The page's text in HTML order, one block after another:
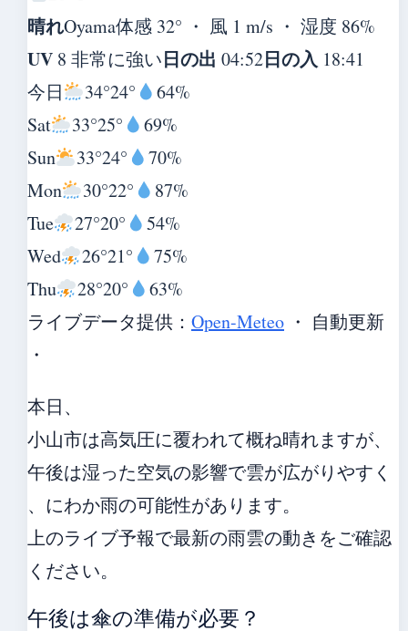
晴れOyama体感 32° ・ 風 1 m/s ・ 湿度 86%
UV 8 非常に強い日の出 04:52日の入 18:41
今日
34°24°
64%
Sat
33°25°
69%
Sun
33°24°
70%
Mon
30°22°
87%
Tue
27°20°
54%
Wed
26°21°
75%
Thu
28°20°
63%
ライブデータ提供： Open-Meteo ・ 自動更新
・
本日、
小山市は高気圧に覆われて概ね晴れますが、
午後は湿った空気の影響で雲が広がりやすく
、にわか雨の可能性があります。
上のライブ予報で最新の雨雲の動きをご確認
ください。
午後は傘の準備が必要？